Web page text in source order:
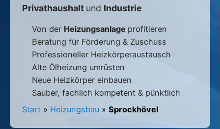
Privathaushalt und Industrie
Von der Heizungsanlage profitieren
Beratung für Förderung & Zuschuss
Professioneller Heizkörperaustausch
Alte Ölheizung umrüsten
Neue Heizkörper einbauen
Sauber, fachlich kompetent & pünktlich
Start » Heizungsbau » Sprockhövel